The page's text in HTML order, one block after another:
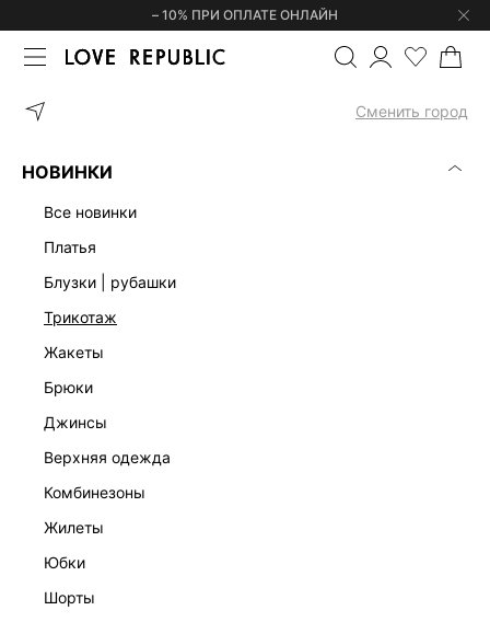
– 10% ПРИ ОПЛАТЕ ОНЛАЙН
Сменить город
НОВИНКИ
все новинки
платья
блузки | рубашки
трикотаж
жакеты
брюки
джинсы
верхняя одежда
комбинезоны
жилеты
юбки
шорты
ГЛАВНАЯ СУМКА НА ЦЕПОЧКЕ 644820050